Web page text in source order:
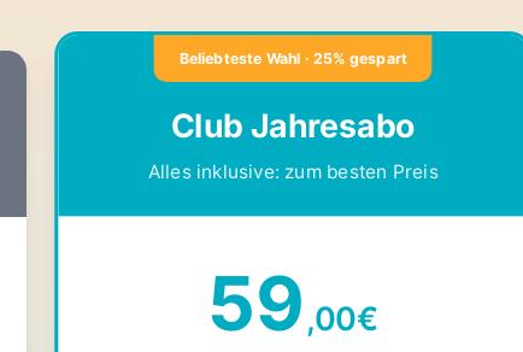
Beliebteste Wahl · 25% gespart
Club Jahresabo
Alles inklusive: zum besten Preis
59,00€